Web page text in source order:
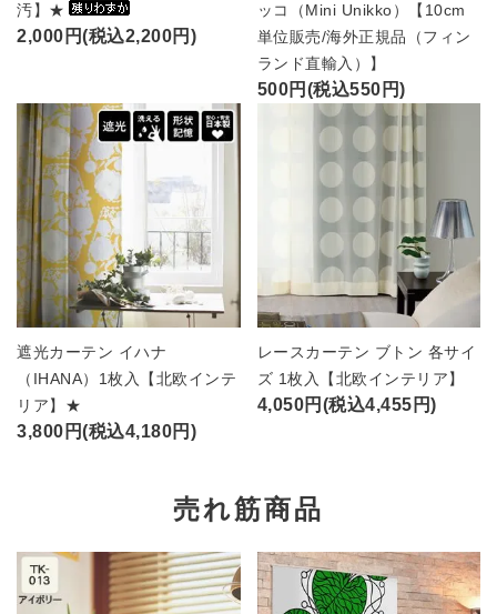
汚】★
2,000円(税込2,200円)
ッコ（Mini Unikko）【10cm
単位販売/海外正規品（フィン
ランド直輸入）】
500円(税込550円)
遮光カーテン イハナ
（IHANA）1枚入【北欧インテ
リア】★
3,800円(税込4,180円)
レースカーテン ブトン 各サイ
ズ 1枚入【北欧インテリア】
4,050円(税込4,455円)
売れ筋商品